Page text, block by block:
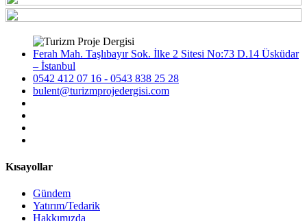
Ferah Mah. Taşlıbayır Sok. İlke 2 Sitesi No:73 D.14 Üsküdar
– İstanbul
0542 412 07 16 - 0543 838 25 28
bulent@turizmprojedergisi.com
Kısayollar
Gündem
Yatırım/Tedarik
Hakkımızda